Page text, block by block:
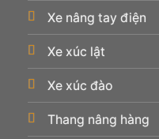
Xe nâng tay điện
Xe xúc lật
Xe xúc đào
Thang nâng hàng